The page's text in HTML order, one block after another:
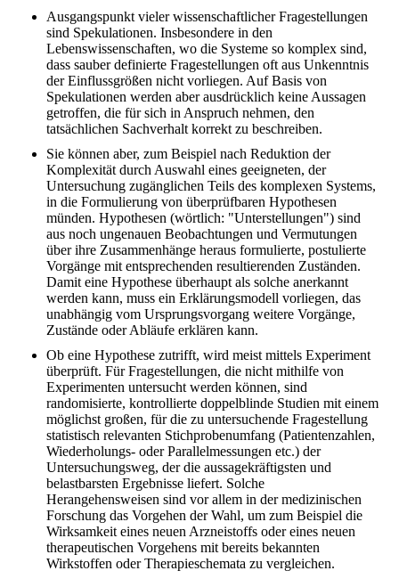
Ausgangspunkt vieler wissenschaftlicher Fragestellungen
sind Spekulationen. Insbesondere in den
Lebenswissenschaften, wo die Systeme so komplex sind,
dass sauber definierte Fragestellungen oft aus Unkenntnis
der Einflussgrößen nicht vorliegen. Auf Basis von
Spekulationen werden aber ausdrücklich keine Aussagen
getroffen, die für sich in Anspruch nehmen, den
tatsächlichen Sachverhalt korrekt zu beschreiben.
Sie können aber, zum Beispiel nach Reduktion der
Komplexität durch Auswahl eines geeigneten, der
Untersuchung zugänglichen Teils des komplexen Systems,
in die Formulierung von überprüfbaren Hypothesen
münden. Hypothesen (wörtlich: "Unterstellungen") sind
aus noch ungenauen Beobachtungen und Vermutungen
über ihre Zusammenhänge heraus formulierte, postulierte
Vorgänge mit entsprechenden resultierenden Zuständen.
Damit eine Hypothese überhaupt als solche anerkannt
werden kann, muss ein Erklärungsmodell vorliegen, das
unabhängig vom Ursprungsvorgang weitere Vorgänge,
Zustände oder Abläufe erklären kann.
Ob eine Hypothese zutrifft, wird meist mittels Experiment
überprüft. Für Fragestellungen, die nicht mithilfe von
Experimenten untersucht werden können, sind
randomisierte, kontrollierte doppelblinde Studien mit einem
möglichst großen, für die zu untersuchende Fragestellung
statistisch relevanten Stichprobenumfang (Patientenzahlen,
Wiederholungs- oder Parallelmessungen etc.) der
Untersuchungsweg, der die aussagekräftigsten und
belastbarsten Ergebnisse liefert. Solche
Herangehensweisen sind vor allem in der medizinischen
Forschung das Vorgehen der Wahl, um zum Beispiel die
Wirksamkeit eines neuen Arzneistoffs oder eines neuen
therapeutischen Vorgehens mit bereits bekannten
Wirkstoffen oder Therapieschemata zu vergleichen.